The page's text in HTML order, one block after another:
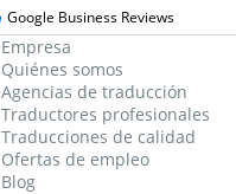
Google Business Reviews
Empresa
Quiénes somos
Agencias de traducción
Traductores profesionales
Traducciones de calidad
Ofertas de empleo
Blog